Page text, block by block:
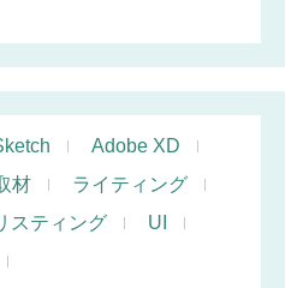
Adobe XD
材
ライティング
スティング
UI